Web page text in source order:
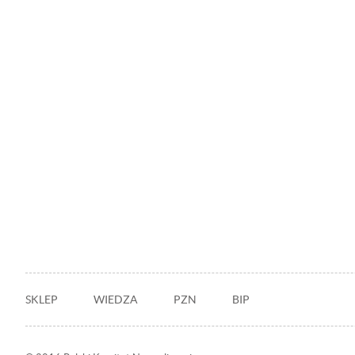
Stopka
SKLEP WIEDZA PZN BIP